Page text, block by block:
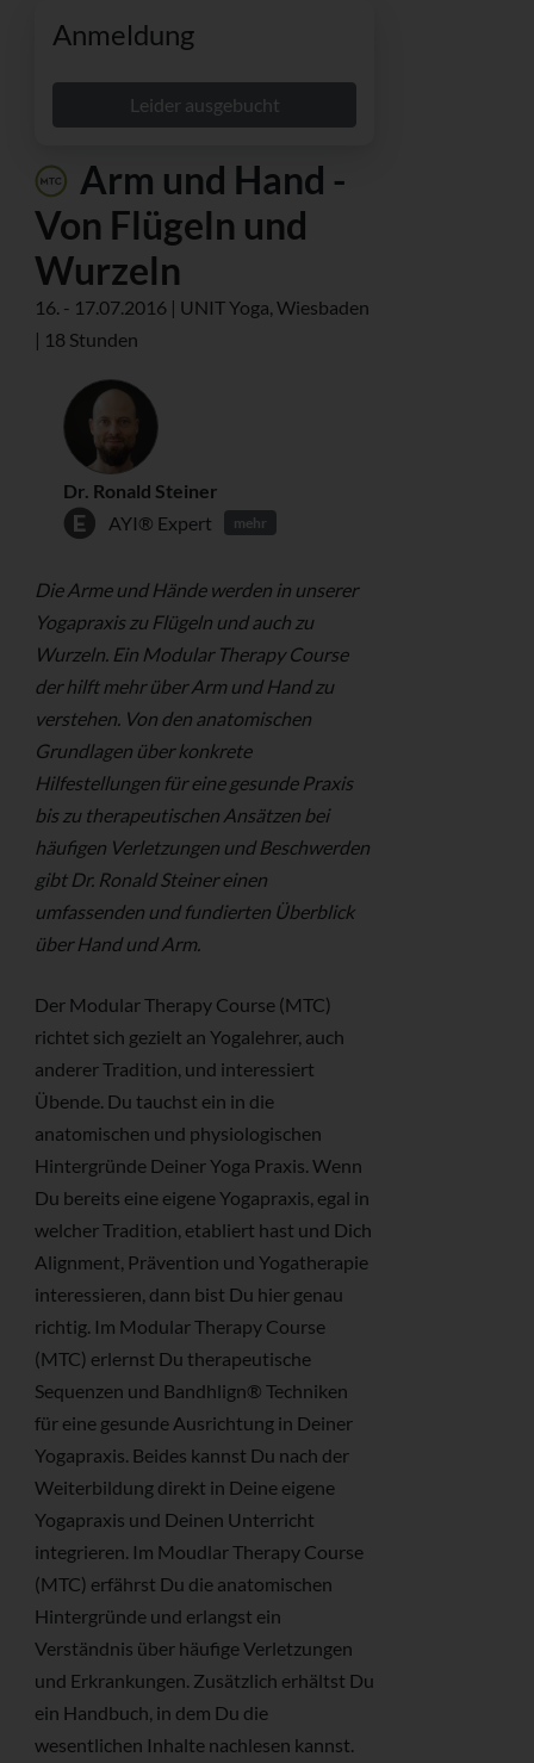
Anmeldung
Leider ausgebucht
Arm und Hand -
Von Flügeln und
Wurzeln
16. - 17.07.2016 | UNIT Yoga, Wiesbaden
| 18 Stunden
Dr. Ronald Steiner
AYI® Expert
mehr
Die Arme und Hände werden in unserer
Yogapraxis zu Flügeln und auch zu
Wurzeln. Ein Modular Therapy Course
der hilft mehr über Arm und Hand zu
verstehen. Von den anatomischen
Grundlagen über konkrete
Hilfestellungen für eine gesunde Praxis
bis zu therapeutischen Ansätzen bei
häufigen Verletzungen und Beschwerden
gibt Dr. Ronald Steiner einen
umfassenden und fundierten Überblick
über Hand und Arm.
Der Modular Therapy Course (MTC)
richtet sich gezielt an Yogalehrer, auch
anderer Tradition, und interessiert
Übende. Du tauchst ein in die
anatomischen und physiologischen
Hintergründe Deiner Yoga Praxis. Wenn
Du bereits eine eigene Yogapraxis, egal in
welcher Tradition, etabliert hast und Dich
Alignment, Prävention und Yogatherapie
interessieren, dann bist Du hier genau
richtig. Im Modular Therapy Course
(MTC) erlernst Du therapeutische
Sequenzen und Bandhlign® Techniken
für eine gesunde Ausrichtung in Deiner
Yogapraxis. Beides kannst Du nach der
Weiterbildung direkt in Deine eigene
Yogapraxis und Deinen Unterricht
integrieren. Im Moudlar Therapy Course
(MTC) erfährst Du die anatomischen
Hintergründe und erlangst ein
Verständnis über häufige Verletzungen
und Erkrankungen. Zusätzlich erhältst Du
ein Handbuch, in dem Du die
wesentlichen Inhalte nachlesen kannst.